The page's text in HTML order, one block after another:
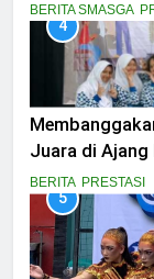
BERITA SMASGA
4
Juara di Ajang
Bondowoso
BERITA PRESTASI
5